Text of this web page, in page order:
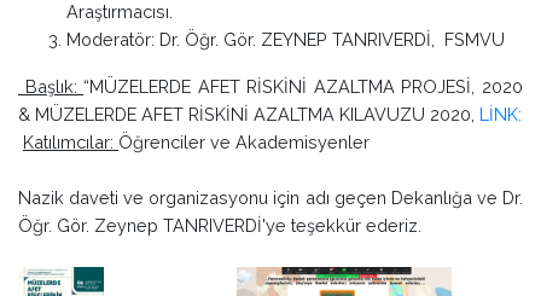
Araştırmacısı.
Moderatör: Dr. Öğr. Gör. ZEYNEP TANRIVERDİ, FSMVU
Başlık: “MÜZELERDE AFET RİSKİNİ AZALTMA PROJESİ, 2020
& MÜZELERDE AFET RİSKİNİ AZALTMA KILAVUZU 2020, LİNK:
Katılımcılar: Öğrenciler ve Akademisyenler
Nazik daveti ve organizasyonu için adı geçen Dekanlığa ve Dr.
Öğr. Gör. Zeynep TANRIVERDİ'ye teşekkür ederiz.